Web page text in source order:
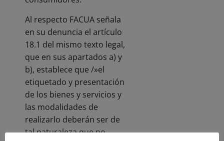
Al respecto FACUA señala
en su denuncia el artículo
18.1 del mismo texto legal,
que en sus apartados a) y
b), establece que /»el
etiquetado y presentación
de los bienes y servicios y
las modalidades de
realizarlo deberán ser de
tal naturaleza que no